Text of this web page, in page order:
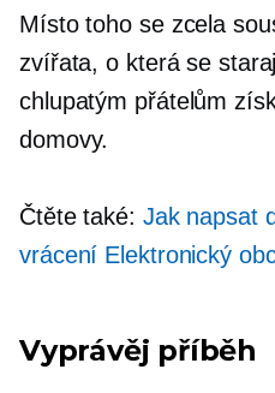
Místo toho se zcela
zvířata, o která se
chlupatým přátelům
domovy.
Čtěte také: Jak napsat
vrácení Elektronický
Vyprávěj příběh